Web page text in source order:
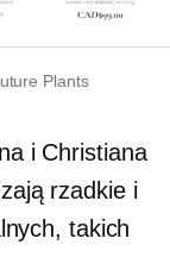
Plants
i Christiana
rzadkie i
takich